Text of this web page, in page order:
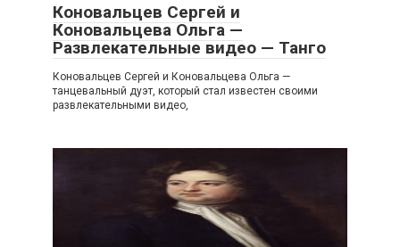
Коновальцев Сергей и
Коновальцева Ольга —
Развлекательные видео — Танго
Коновальцев Сергей и Коновальцева Ольга —
танцевальный дуэт, который стал известен своими
развлекательными видео,